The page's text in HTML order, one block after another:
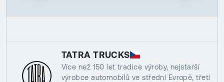
TATRA TRUCKS
Více než 150 let tradice výroby, nejstarší
výrobce automobilů ve střední Evropě, třetí